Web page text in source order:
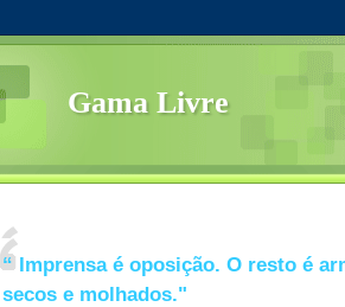
Gama Livre
“ Imprensa é oposição. O resto é
secos e molhados."